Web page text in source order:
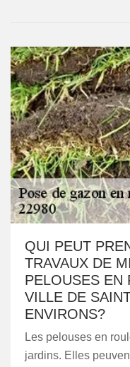
QUI PEUT
TRAVAUX DE
PELOUSES EN
VILLE DE
ENVIRONS?
Les pelouses en
jardins. Elles